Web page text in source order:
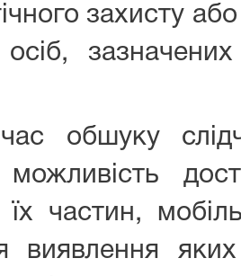
захисту
осіб,
обшуку
частин,
виявлення